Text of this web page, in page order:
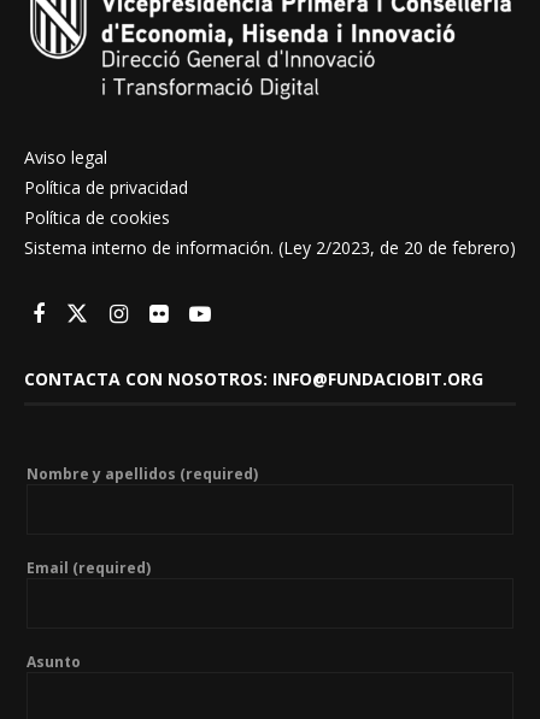
Aviso legal
Política de privacidad
Política de cookies
Sistema interno de información. (Ley 2/2023, de 20 de febrero)
CONTACTA CON NOSOTROS: INFO@FUNDACIOBIT.ORG
Nombre y apellidos (required)
Email (required)
Asunto